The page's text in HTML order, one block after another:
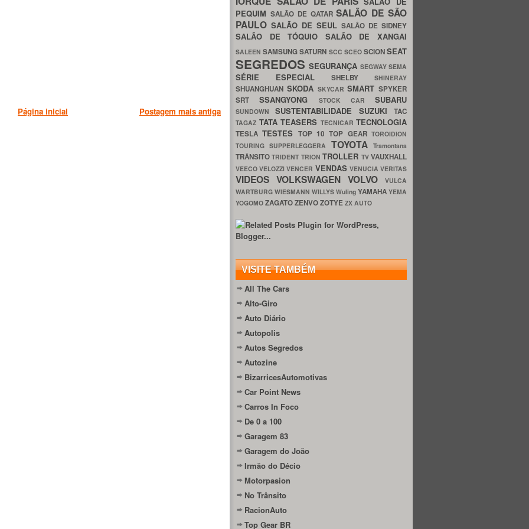
Postagem mais antiga
Página inicial
PEQUIM SALÃO DE QATARSALÃO DE SÃO
PAULO SALÃO DE SEUL SALÃO DE SIDNEY
SALÃO DE TÓQUIO SALÃO DE XANGAI
SALEENSAMSUNGSATURN SCC SCEO SCIONSEAT
SEGREDOSSEGURANÇA SEGWAYSEMA
SÉRIE ESPECIAL SHELBY SHINERAY
SHUANGHUAN SKODA SKYCARSMART SPYKER
SRTSSANGYONG STOCK CAR SUBARU
SUNDOWNSUSTENTABILIDADE SUZUKITAC
TAGAZ TATA TEASERS TECNICAR TECNOLOGIA
TESLATESTES TOP 10TOP GEARTOROIDION
TOURING SUPPERLEGGERA TOYOTATramontana
TRÂNSITOTRIDENT TRIONTROLLER TVVAUXHALL
VEECOVELOZZIVENCER VENDAS VENUCIAVERITAS
VIDEOS VOLKSWAGEN VOLVO
VULCA
WARTBURG WIESMANN WILLYS Wuling YAMAHA YEMA
YOGOMO ZAGATOZENVOZOTYE ZX AUTO
VISITE TAMBÉM
All The Cars
Alto-Giro
Auto Diário
Autopolis
Autos Segredos
Autozine
BizarricesAutomotivas
Car Point News
Carros In Foco
De 0 a 100
Garagem 83
Garagem do João
Irmão do Décio
Motorpasion
No Trânsito
RacionAuto
Top Gear BR